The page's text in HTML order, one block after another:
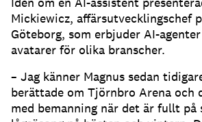
Mickiewicz, affärsutvecklingschef
Göteborg, som erbjuder AI-
avatarer för olika branscher.
– Jag känner Magnus sedan
berättade om Tjörnbro Arena och
med bemanning när det är fullt på